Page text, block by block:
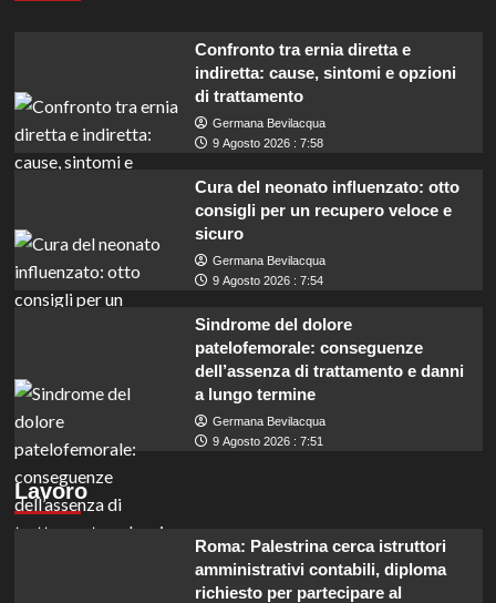
Confronto tra ernia diretta e
indiretta: cause, sintomi e opzioni
di trattamento
Germana Bevilacqua
9 Agosto 2026 : 7:58
Cura del neonato influenzato: otto
consigli per un recupero veloce e
sicuro
Germana Bevilacqua
9 Agosto 2026 : 7:54
Sindrome del dolore
patelofemorale: conseguenze
dell’assenza di trattamento e danni
a lungo termine
Germana Bevilacqua
9 Agosto 2026 : 7:51
Lavoro
Roma: Palestrina cerca istruttori
amministrativi contabili, diploma
richiesto per partecipare al